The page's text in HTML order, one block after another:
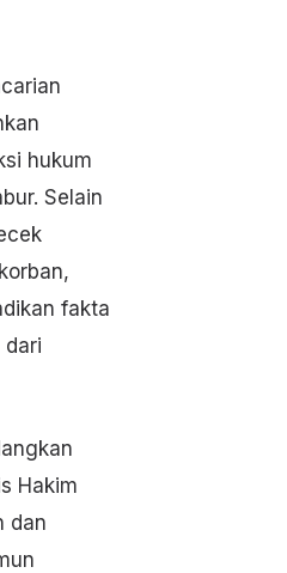
hukum
Selain
fakta
Hakim
dan